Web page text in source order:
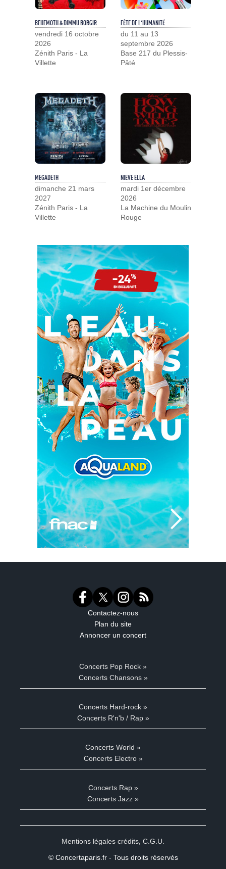
BEHEMOTH & DIMMU BORGIR
vendredi 16 octobre
2026
Zénith Paris - La
Villette
FÊTE DE L'HUMANITÉ
du 11 au 13
septembre 2026
Base 217 du Plessis-
Pâté
MEGADETH
dimanche 21 mars
2027
Zénith Paris - La
Villette
NIEVE ELLA
mardi 1er décembre
2026
La Machine du Moulin
Rouge
Contactez-nous
Plan du site
Annoncer un concert
Concerts Pop Rock »
Concerts Chansons »
Concerts Hard-rock »
Concerts R'n'b / Rap »
Concerts World »
Concerts Electro »
Concerts Rap »
Concerts Jazz »
Mentions légales crédits C.G.U.
© Concertaparis.fr - Tous droits réservés